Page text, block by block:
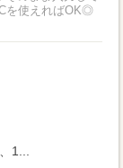
を使えればOK◎
1...